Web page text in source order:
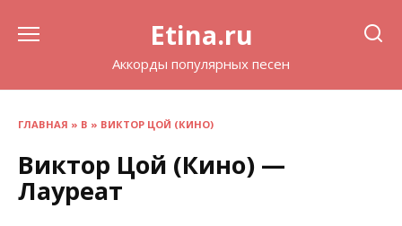
Etina.ru
Аккорды популярных песен
ГЛАВНАЯ » В » ВИКТОР ЦОЙ (КИНО)
Виктор Цой (Кино) —
Лауреат